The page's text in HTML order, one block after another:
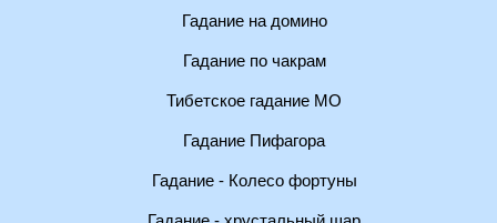
Гадание на домино
Гадание по чакрам
Тибетское гадание МО
Гадание Пифагора
Гадание - Колесо фортуны